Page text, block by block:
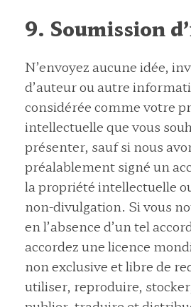
9. Soumission
N’envoyez aucune idée,
d’auteur ou autre
considérée comme votre
intellectuelle que vous
présenter, sauf si nous
préalablement signé un
la propriété intellectuelle
non-divulgation. Si vous
en l’absence d’un tel
accordez une licence
non exclusive et libre de
utiliser, reproduire,